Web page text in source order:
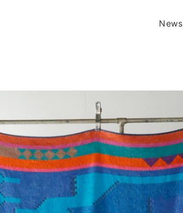
二条新町の生活雑貨店
News